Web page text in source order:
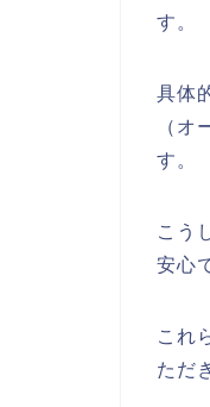
す。
具体
（オ
す。
こう
安心
これ
ただ